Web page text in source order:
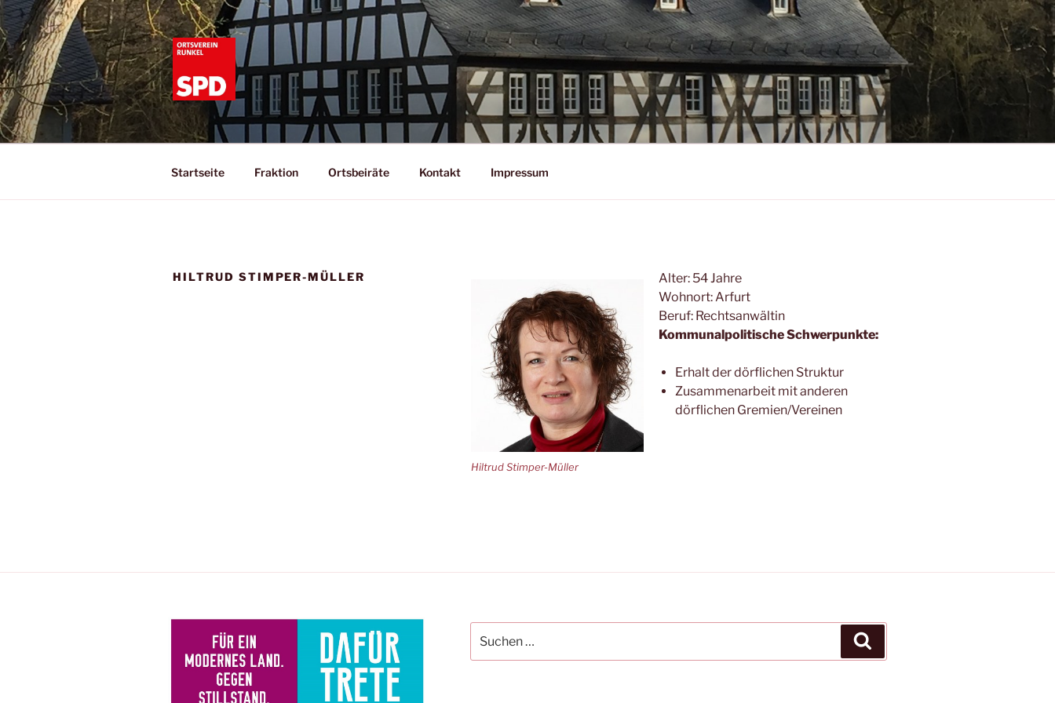
Zum
Inhalt
springen
SPD RUNKEL
Informationen zur SPD Runkel
Startseite Fraktion Ortsbeiräte Kontakt Impressum
HILTRUD STIMPER-MÜLLER
Hiltrud Stimper-Müller
Alter: 54 Jahre
Wohnort: Arfurt
Beruf: Rechtsanwältin
Kommunalpolitische Schwerpunkte:
Erhalt der dörflichen Struktur
Zusammenarbeit mit anderen
dörflichen Gremien/Vereinen
nach: